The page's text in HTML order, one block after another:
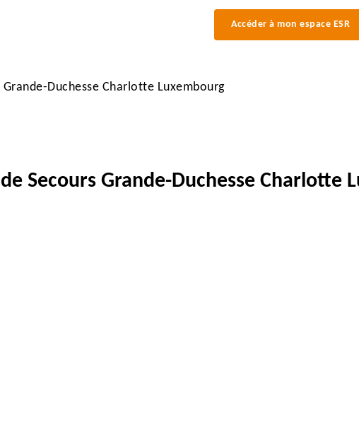
Accéder à mon espace ESR
Duchesse Charlotte Luxembourg
Secours Grande-Duchesse Charlotte